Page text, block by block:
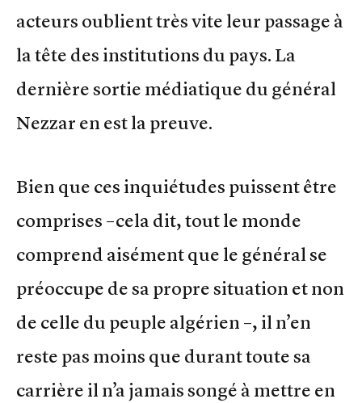
acteurs oublient très vite leur passage à
la tête des institutions du pays. La
dernière sortie médiatique du général
Nezzar en est la preuve.
Bien que ces inquiétudes puissent être
comprises –cela dit, tout le monde
comprend aisément que le général se
préoccupe de sa propre situation et non
de celle du peuple algérien –, il n’en
reste pas moins que durant toute sa
carrière il n’a jamais songé à mettre en